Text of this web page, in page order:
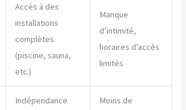
Accès à des
installations
complètes
(piscine, sauna,
etc.)
Manque
d’intimité,
horaires d’accès
limités
Indépendance
Moins de